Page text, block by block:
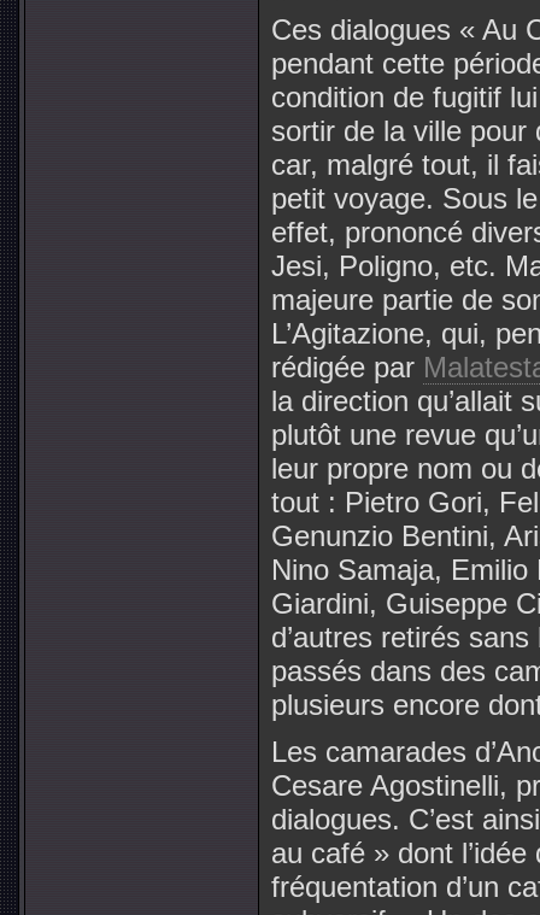
Ces dialogues « Au
pendant cette
condition de fugitif
sortir de la ville pour
car, malgré tout, il
petit voyage. Sous
effet, prononcé
Jesi, Poligno, etc.
majeure partie de
L’Agitazione, qui,
rédigée par
la direction qu’allait
plutôt une revue
leur propre nom ou
tout : Pietro Gori,
Genunzio Bentini,
Nino Samaja,
Giardini, Guiseppe
d’autres retirés sans
passés dans des
plusieurs encore
Les camarades
Cesare Agostinelli,
dialogues. C’est
au café » dont
fréquentation d’un